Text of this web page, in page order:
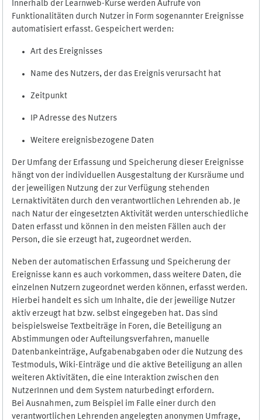
Innerhalb der Learnweb-Kurse werden Aufrufe von
Funktionalitäten durch Nutzer in Form sogenannter Ereignisse
automatisiert erfasst. Gespeichert werden:
Art des Ereignisses
Name des Nutzers, der das Ereignis verursacht hat
Zeitpunkt
IP Adresse des Nutzers
Weitere ereignisbezogene Daten
Der Umfang der Erfassung und Speicherung dieser Ereignisse
hängt von der individuellen Ausgestaltung der Kursräume und
der jeweiligen Nutzung der zur Verfügung stehenden
Lernaktivitäten durch den verantwortlichen Lehrenden ab. Je
nach Natur der eingesetzten Aktivität werden unterschiedliche
Daten erfasst und können in den meisten Fällen auch der
Person, die sie erzeugt hat, zugeordnet werden.
Neben der automatischen Erfassung und Speicherung der
Ereignisse kann es auch vorkommen, dass weitere Daten, die
einzelnen Nutzern zugeordnet werden können, erfasst werden.
Hierbei handelt es sich um Inhalte, die der jeweilige Nutzer
aktiv erzeugt hat bzw. selbst eingegeben hat. Das sind
beispielsweise Textbeiträge in Foren, die Beteiligung an
Abstimmungen oder Aufteilungsverfahren, manuelle
Datenbankeinträge, Aufgabenabgaben oder die Nutzung des
Testmoduls, Wiki-Einträge und die aktive Beteiligung an allen
weiteren Aktivitäten, die eine Interaktion zwischen den
NutzerInnen und dem System naturbedingt erfordern.
Bei Ausnahmen, zum Beispiel im Falle einer durch den
verantwortlichen Lehrenden angelegten anonymen Umfrage,